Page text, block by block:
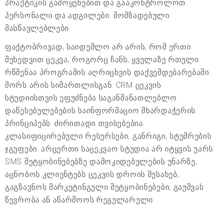
პრაქტიკის გამოყენებით და გააკონტროლოთ
პერსონალი და ადგილები. მომზადებული
მასწავლებლები.
ფაქტობრივად, საიდუმლო არ არის, რომ ერთი
შეხედვით ცეკვა, როგორც ჩანს, ყველაზე რთული
რწმენაა პროგრამის აღრიცხვის დაქვემდებარებაში.
შორს არის სიმართლისგან. CRM ცეკვის
სტუდიისთვის ეფუძნება საგანმანათლებლო
დაწესებულებების საინფორმაციო მხარდაჭერის
პრინციპებს. ძირითადი თვისებებია
კლასიფიცირებული რესურსები, განრიგი, სტუმრების
ჯგუფები. არცერთი საცეკვაო სტუდია არ იტყვის უარს
SMS შეტყობინებებზე დამოკიდებულების უნარზე,
აცნობოს კლიენტებს ცეკვის დროის შესახებ,
გაგზავნოს მარკეტინგული შეტყობინებები, გაუშვას
წევრობა ან აწარმოოს რეგულარული